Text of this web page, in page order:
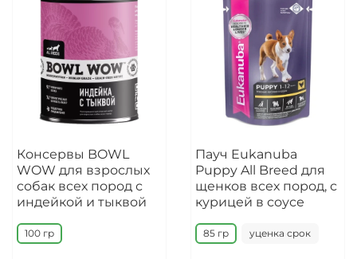
Консервы BOWL
WOW для взрослых
собак всех пород с
индейкой и тыквой
100 гр
Пауч Eukanuba
Puppy All Breed для
щенков всех пород, с
курицей в соусе
85 гр уценка срок